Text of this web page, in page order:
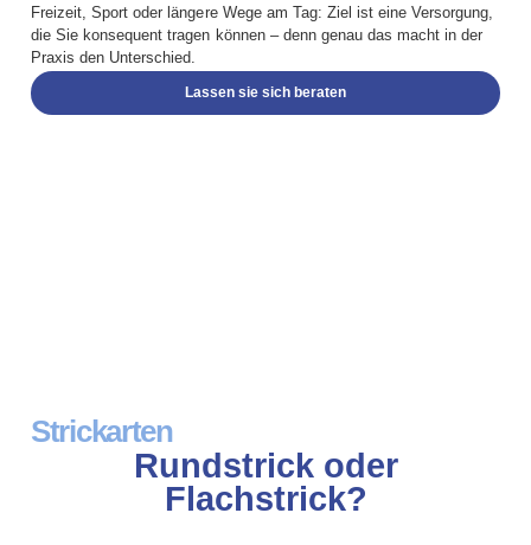
Freizeit, Sport oder längere Wege am Tag: Ziel ist eine Versorgung,
die Sie konsequent tragen können – denn genau das macht in der
Praxis den Unterschied.
Lassen sie sich beraten
Strickarten
Rundstrick oder
Flachstrick?